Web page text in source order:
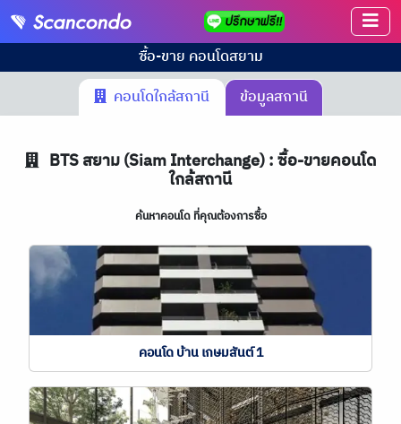
ซื้อ-ขาย คอนโดสยาม
คอนโดใกล้สถานี
ข้อมูลสถานี
BTSสยาม (Siam Interchange) : ซื้อ-ขายคอนโด
ใกล้สถานี
ค้นหาคอนโด ที่คุณต้องการซื้อ
คอนโด บ้าน เกษมสันต์ 1